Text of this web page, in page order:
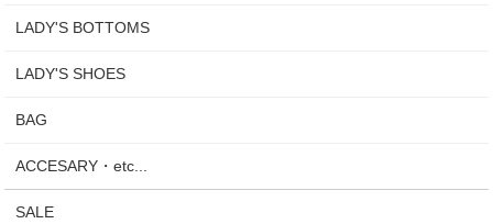
LADY'S BOTTOMS
LADY'S SHOES
BAG
ACCESARY・etc...
SALE